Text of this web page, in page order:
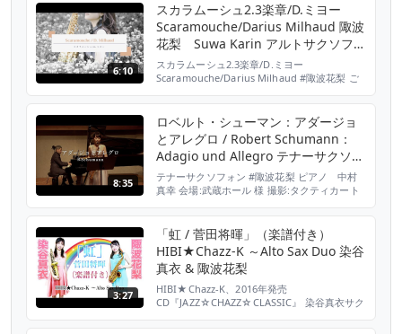
6:10
スカラムーシュ2.3楽章/D.ミヨー
Scaramouche/Darius Milhaud 陬波
花梨 Suwa Karin アルトサクソフォ
ン
スカラムーシュ2.3楽章/D.ミヨー
Scaramouche/Darius Milhaud #陬波花梨 ご
フィシャルサイト http://suwakarin.com/
Twitter https://twitter.com/karin_sax_
Instagram h...
8:35
ロベルト・シューマン：アダージョ
とアレグロ / Robert Schumann：
Adagio und Allegro テナーサクソフ
ォン版
テナーサクソフォン #陬波花梨 ピアノ 中村
真幸 会場:武蔵ホール 様 撮影:タクティカート
梨オフィシャルサイト http://suwakarin.com/
Twitter https://twitter.com/karin_sax_
Instagram http...
3:27
「虹 / 菅田将暉」（楽譜付き）
HIBI★Chazz-K ～Alto Sax Duo 染谷
真衣 & 陬波花梨
HIBI★Chazz-K、2016年発売
CD『JAZZ☆CHAZZ☆CLASSIC』 染谷真衣サク